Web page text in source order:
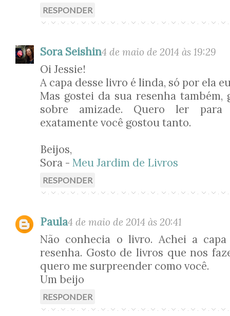
RESPONDER
Sora Seishin4 de maio de 2014 às 19:29
Oi Jessie!
A capa desse livro é linda, só por ela
Mas gostei da sua resenha também,
sobre amizade. Quero ler
exatamente você gostou tanto.
Beijos,
Sora - Meu Jardim de Livros
RESPONDER
Paula4 de maio de 2014 às 20:41
Não conhecia o livro. Achei a
resenha. Gosto de livros que nos
quero me surpreender como você.
Um beijo
RESPONDER